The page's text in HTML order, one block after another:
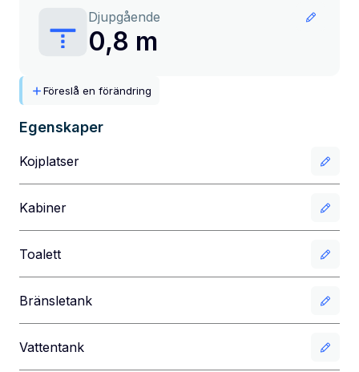
Djupgående
0,8 m
Föreslå en förändring
Egenskaper
Kojplatser
Kabiner
Toalett
Bränsletank
Vattentank